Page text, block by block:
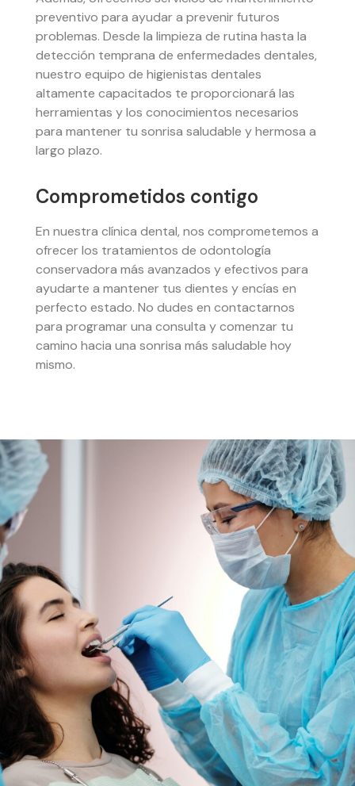
preventivo para ayudar a prevenir futuros
problemas. Desde la limpieza de rutina hasta la
detección temprana de enfermedades dentales,
nuestro equipo de higienistas dentales
altamente capacitados te proporcionará las
herramientas y los conocimientos necesarios
para mantener tu sonrisa saludable y hermosa a
largo plazo.
Comprometidos contigo
En nuestra clínica dental, nos comprometemos a
ofrecer los tratamientos de odontología
conservadora más avanzados y efectivos para
ayudarte a mantener tus dientes y encías en
perfecto estado. No dudes en contactarnos
para programar una consulta y comenzar tu
camino hacia una sonrisa más saludable hoy
mismo.